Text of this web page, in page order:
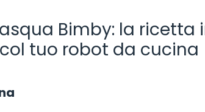
Bimby: la ricetta
tuo robot da cucina